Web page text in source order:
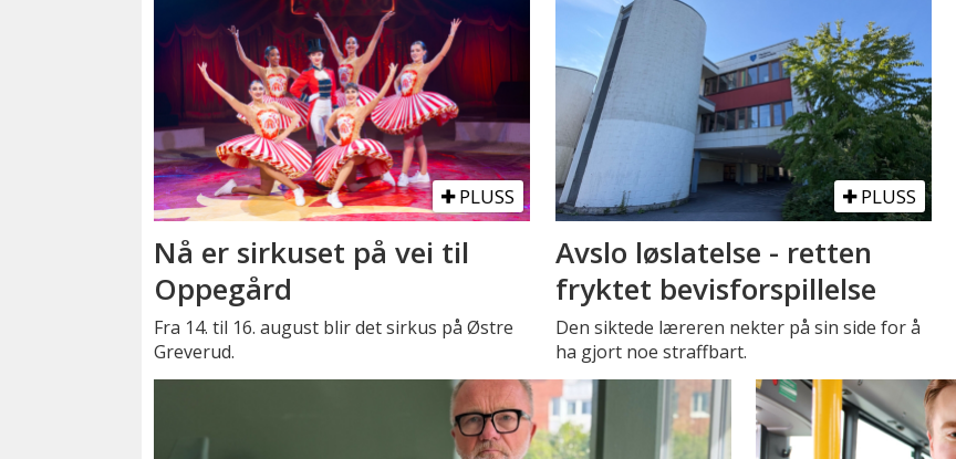
PLUSS
Nå er sirkuset på vei til
Oppegård
Fra 14. til 16. august blir det sirkus på Østre
Greverud.
PLUSS
Avslo løslatelse - retten
fryktet bevisforspillelse
Den siktede læreren nekter på sin side for å
ha gjort noe straffbart.